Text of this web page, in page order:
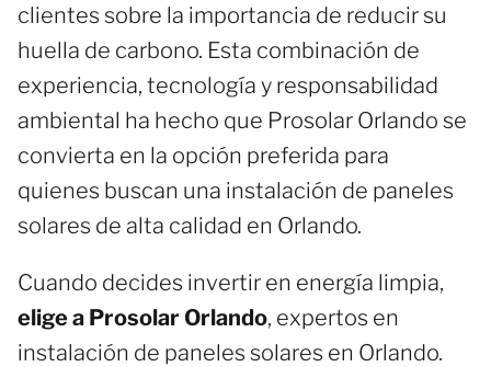
clientes sobre la importancia de reducir su
huella de carbono. Esta combinación de
experiencia, tecnología y responsabilidad
ambiental ha hecho que Prosolar Orlando se
convierta en la opción preferida para
quienes buscan una instalación de paneles
solares de alta calidad en Orlando.
Cuando decides invertir en energía limpia,
elige a Prosolar Orlando, expertos en
instalación de paneles solares en Orlando.